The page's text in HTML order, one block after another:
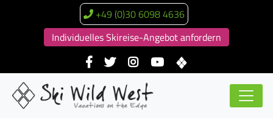
+49 (0)30 6098 4636
Individuelles Skireise-Angebot anfordern